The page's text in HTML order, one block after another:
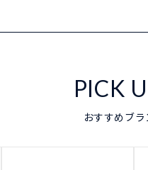
PICK
おすすめブ